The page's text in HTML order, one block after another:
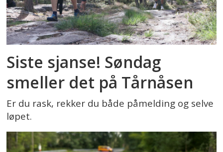
Siste sjanse! Søndag
smeller det på Tårnåsen
Er du rask, rekker du både påmelding og selve
løpet.